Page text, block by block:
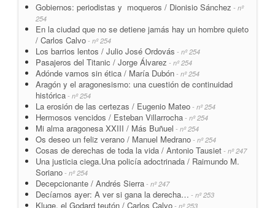
Gobiernos: periodistas y moqueros / Dionisio Sánchez - nº
254
En la ciudad que no se detiene jamás hay un hombre quieto
/ Carlos Calvo - nº 254
Los barrios lentos / Julio José Ordovás - nº 254
Pasajeros del Titanic / Jorge Álvarez - nº 254
Adónde vamos sin ética / María Dubón - nº 254
Aragón y el aragonesismo: una cuestión de continuidad
histórica - nº 254
La erosión de las certezas / Eugenio Mateo - nº 254
Hermosos vencidos / Esteban Villarrocha - nº 254
Mi alma aragonesa XXIII / Más Buñuel - nº 254
Os deseo un feliz verano / Manuel Medrano - nº 254
Cosas de derechas de toda la vida / Antonio Tausiet - nº 247
Una justicia ciega.Una policía adoctrinada / Raimundo M.
Soriano - nº 254
Decepcionante / Andrés Sierra - nº 247
Decíamos ayer: A ver si gana la derecha… - nº 253
Kluge, el Godard teutón / Carlos Calvo - nº 253